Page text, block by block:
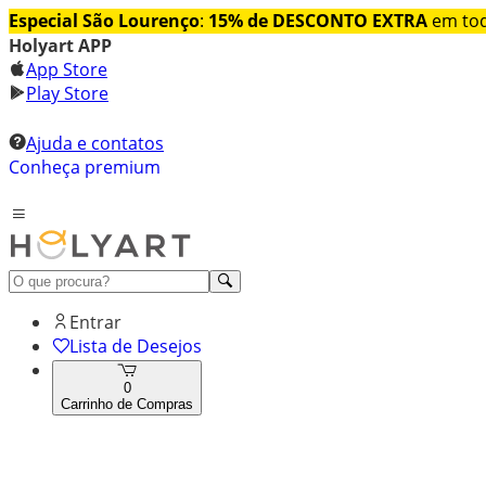
Especial São Lourenço: 15% de DESCONTO EXTRA em
Holyart APP
App Store
Play Store
Ajuda e contatos
Conheça premium
Entrar
Lista de Desejos
0
Carrinho de Compras